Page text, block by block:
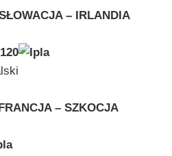
– IRLANDIA
FRANCJA – SZKOCJA